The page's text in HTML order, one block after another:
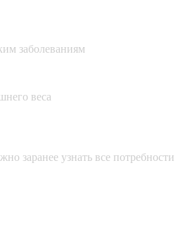
заболеваниям
веса
заранее узнать все потребности